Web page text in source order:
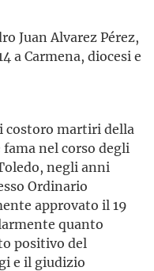
Juan Alvarez Pérez,
a Carmena, diocesi e
costoro martiri della
nel corso degli
negli anni
Ordinario
approvato il 19
quanto
positivo del
e il giudizio